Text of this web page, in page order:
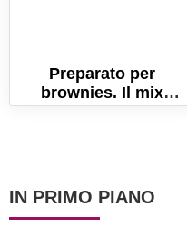
Preparato per
brownies. Il mix
pronto da usare: idea
IN PRIMO PIANO